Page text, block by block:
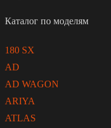
Каталог по моделям
180 SX
AD
AD WAGON
ARIYA
ATLAS